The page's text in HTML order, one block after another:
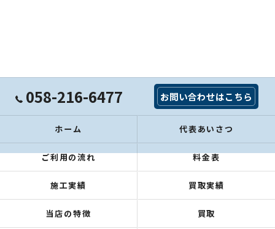
058-216-6477 お問い合わせはこちら
ホーム 代表あいさつ
ご利用の流れ 料金表
施工実績 買取実績
当店の特徴 買取